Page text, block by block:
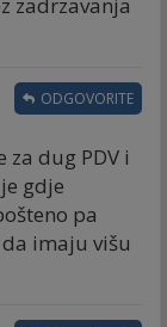
dug PDV i
gdje
pa
imaju višu
ODGOVORITE